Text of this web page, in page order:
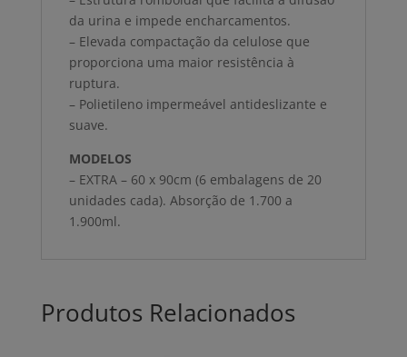
da urina e impede encharcamentos.
– Elevada compactação da celulose que
proporciona uma maior resistência à
ruptura.
– Polietileno impermeável antideslizante e
suave.
MODELOS
– EXTRA – 60 x 90cm (6 embalagens de 20
unidades cada). Absorção de 1.700 a
1.900ml.
Produtos Relacionados